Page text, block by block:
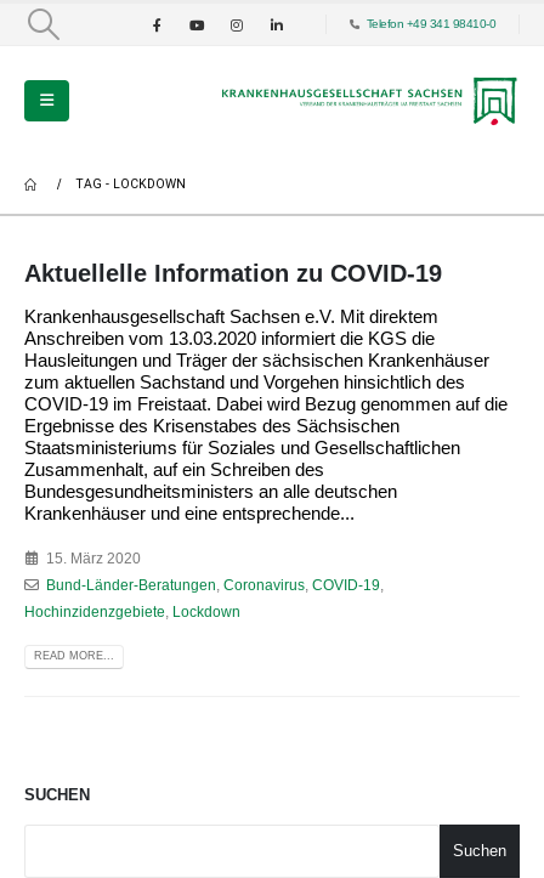
Telefon +49 341 98410-0
TAG - LOCKDOWN
Aktuellelle Information zu COVID-19
Krankenhausgesellschaft Sachsen e.V. Mit direktem
Anschreiben vom 13.03.2020 informiert die KGS die
Hausleitungen und Träger der sächsischen Krankenhäuser
zum aktuellen Sachstand und Vorgehen hinsichtlich des
COVID-19 im Freistaat. Dabei wird Bezug genommen auf die
Ergebnisse des Krisenstabes des Sächsischen
Staatsministeriums für Soziales und Gesellschaftlichen
Zusammenhalt, auf ein Schreiben des
Bundesgesundheitsministers an alle deutschen
Krankenhäuser und eine entsprechende...
15. März 2020
Bund-Länder-Beratungen Coronavirus, COVID-19,
Hochinzidenzgebiete
Lockdown
READ MORE...
SUCHEN
Suchen